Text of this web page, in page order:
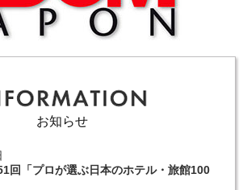
お知らせ
回「プロが選ぶ日本のホテル・旅館100